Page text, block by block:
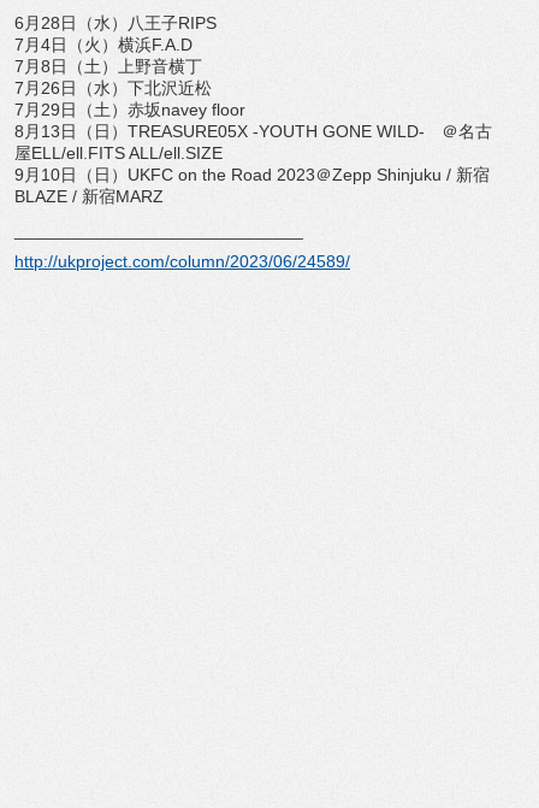
6月28日（水）八王子RIPS
7月4日（火）横浜F.A.D
7月8日（土）上野音横丁
7月26日（水）下北沢近松
7月29日（土）赤坂navey floor
8月13日（日）TREASURE05X -YOUTH GONE WILD- ＠名古
屋ELL/ell.FITS ALL/ell.SIZE
9月10日（日）UKFC on the Road 2023＠Zepp Shinjuku / 新宿
BLAZE / 新宿MARZ
http://ukproject.com/column/2023/06/24589/